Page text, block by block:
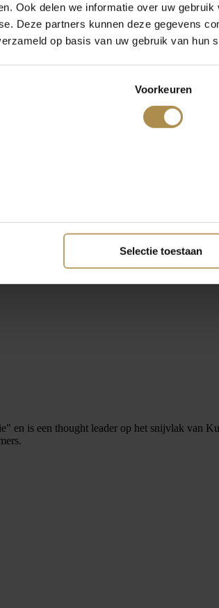
Ook delen we informatie over uw
Deze partners kunnen deze gegevens
op basis van uw gebruik van hun
Voorkeuren
Selectie toestaan
is een thought leader op het snijvlak van